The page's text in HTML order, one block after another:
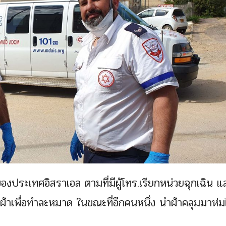
ประเทศอิสราเอล ตามที่มีผู้โทร.เรียกหน่วยฉุกเฉิน แ
เพื่อทำละหมาด ในขณะที่อีกคนหนึ่ง นำผ้าคลุมมาห่